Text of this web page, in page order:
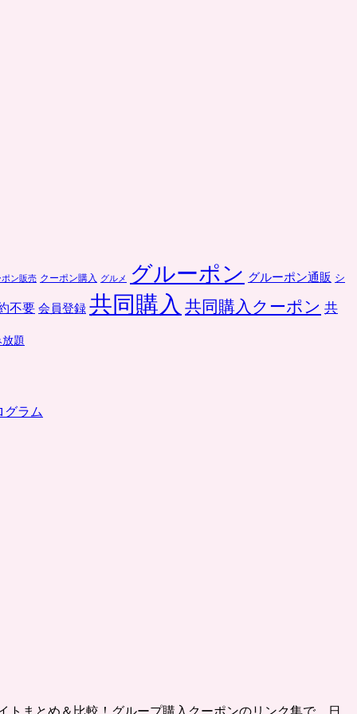
ポン販売 クーポン購入 グルメ グルーポン グルーポン通販 シ
不要 会員登録 共同購入 共同購入クーポン 共
題
グラム
トまとめ＆比較！グループ購入クーポンのリンク集で、日